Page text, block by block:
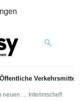
Öffentliche Verkehrsmittel
neuen … Interimschef!